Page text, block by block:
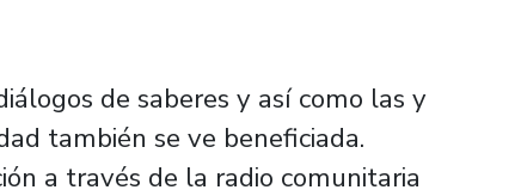
de saberes y así como las y
también se ve beneficiada.
a través de la radio comunitaria